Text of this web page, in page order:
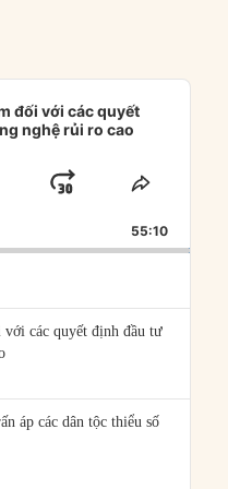
đối với các quyết
nghệ rủi ro cao
JUMP
FORWARD
SHARE
55:10
các quyết định đầu tư
áp các dân tộc thiểu số